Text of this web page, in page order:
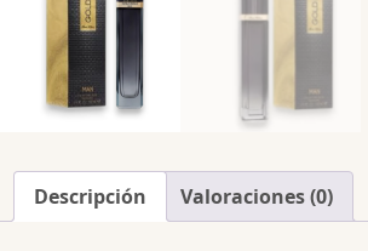
Descripción Valoraciones (0)